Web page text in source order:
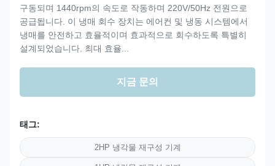
구동되며 1440rpm의 속도로 작동하며 220V/50Hz 전원으로
공급됩니다. 이 냉매 회수 장치는 에어컨 및 냉동 시스템에서
냉매를 안전하고 효율적이며 효과적으로 회수하도록 특별히
설계되었습니다. 최대 효율...
지금 문의
태그:
2HP 냉각물 재구성 기계